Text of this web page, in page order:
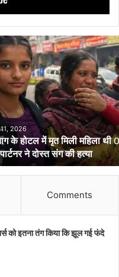
माह की गर्भवती, साथ आए
Comments
को इतना तंग किया कि झूल गई फंदे